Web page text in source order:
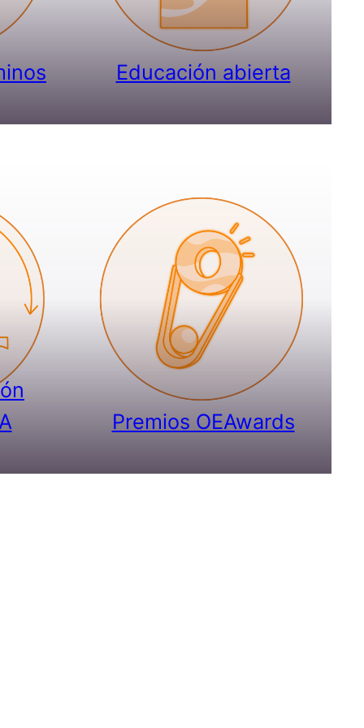
Educación abierta
Premios OEAwards